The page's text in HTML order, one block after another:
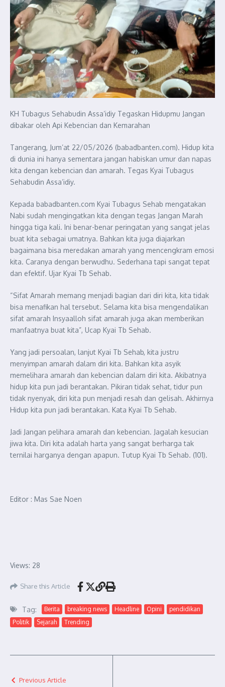
KH Tubagus Sehabudin Assa’idiy Tegaskan Hidupmu Jangan
dibakar oleh Api Kebencian dan Kemarahan
Tangerang, Jum’at 22/05/2026 (babadbanten.com). Hidup kita
di dunia ini hanya sementara jangan habiskan umur dan napas
kita dengan kebencian dan amarah. Tegas Kyai Tubagus
Sehabudin Assa’idiy.
Kepada babadbanten.com Kyai Tubagus Sehab mengatakan
Nabi sudah mengingatkan kita dengan tegas Jangan Marah
hingga tiga kali. Ini benar-benar peringatan yang sangat jelas
buat kita sebagai umatnya. Bahkan kita juga diajarkan
bagaimana bisa meredakan amarah yang mencengkram emosi
kita. Caranya dengan berwudhu. Sederhana tapi sangat tepat
dan efektif. Ujar Kyai Tb Sehab.
“Sifat Amarah memang menjadi bagian dari diri kita, kita tidak
bisa menafikan hal tersebut. Selama kita bisa mengendalikan
sifat amarah Insyaalloh sifat amarah juga akan memberikan
manfaatnya buat kita”, Ucap Kyai Tb Sehab.
Yang jadi persoalan, lanjut Kyai Tb Sehab, kita justru
menyimpan amarah dalam diri kita. Bahkan kita asyik
memelihara amarah dan kebencian dalam diri kita. Akibatnya
hidup kita pun jadi berantakan. Pikiran tidak sehat, tidur pun
tidak nyenyak, diri kita pun menjadi resah dan gelisah. Akhirnya
Hidup kita pun jadi berantakan. Kata Kyai Tb Sehab.
Jadi Jangan pelihara amarah dan kebencian. Jagalah kesucian
jiwa kita. Diri kita adalah harta yang sangat berharga tak
ternilai harganya dengan apapun. Tutup Kyai Tb Sehab. (101).
Editor : Mas Sae Noen
Views: 28
Share this Article
Tag: Berita breaking news Headline Opini
pendidikan
Politik
Sejarah Trending
Previous Article